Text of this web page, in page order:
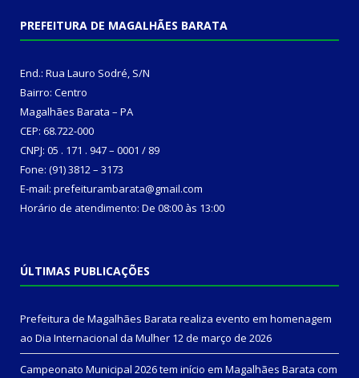
PREFEITURA DE MAGALHÃES BARATA
End.: Rua Lauro Sodré, S/N
Bairro: Centro
Magalhães Barata – PA
CEP: 68.722-000
CNPJ: 05 . 171 . 947 – 0001 / 89
Fone: (91) 3812 – 3173
E-mail: prefeiturambarata@gmail.com
Horário de atendimento: De 08:00 às 13:00
ÚLTIMAS PUBLICAÇÕES
Prefeitura de Magalhães Barata realiza evento em homenagem
ao Dia Internacional da Mulher 12 de março de 2026
Campeonato Municipal 2026 tem início em Magalhães Barata com